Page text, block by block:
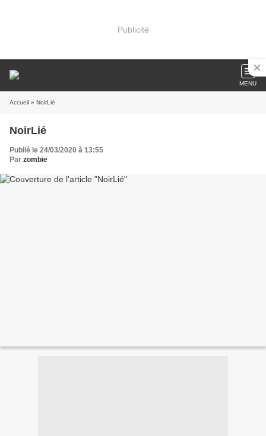
Publicité
MENU
Accueil » NoirLié
NoirLié
Publié le 24/03/2020 à 13:55
Par zombie